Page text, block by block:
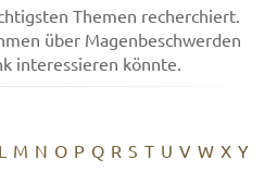
Themen recherchiert.
über Magenbeschwerden
interessieren könnte.
L M N O P Q R S T U V W X Y